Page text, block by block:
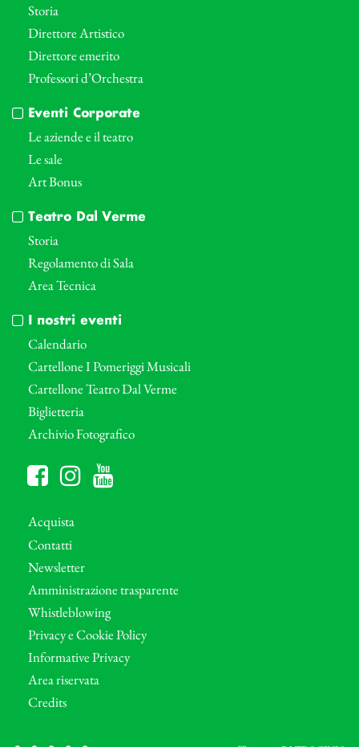
Storia
Direttore Artistico
Direttore emerito
Professori d’Orchestra
Eventi Corporate
Le aziende e il teatro
Le sale
Art Bonus
Teatro Dal Verme
Storia
Regolamento di Sala
Area Tecnica
I nostri eventi
Calendario
Cartellone I Pomeriggi Musicali
Cartellone Teatro Dal Verme
Biglietteria
Archivio Fotografico
Acquista
Contatti
Newsletter
Amministrazione trasparente
Whistleblowing
Privacy e Cookie Policy
Informative Privacy
Area riservata
Credits